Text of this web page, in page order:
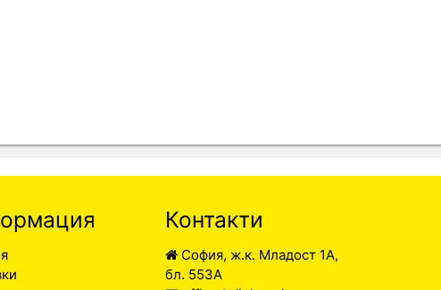
Контакти
София, ж.к. Младост 1А,
бл. 553А